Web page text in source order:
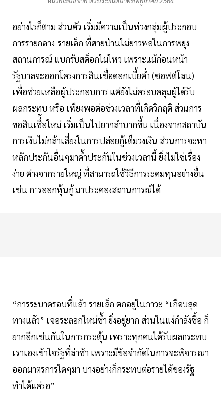
อย่างไรก็ตาม ส่วนตัว เริ่มมีความเป็นห่วงกลุ่มผู้ประกอบ
การรายกลาง-รายเล็ก ที่สายป่านไม่ยาวพอในการพยุง
สถานการณ์ แบกรับสต็อกไม่ไหว เพราะแม้ก่อนหน้า
รัฐบาลจะออกโครงการสินเชื่อดอกเบี้ยต่ำ (ซอฟต์โลน)
เพื่อช่วยเหลือผู้ประกอบการ แต่ยังไม่ครอบคลุมผู้ได้รับ
ผลกระทบ หรือ เพียงพอต่อช่วงเวลาที่เกิดวิกฤติ ส่วนการ
ขอสินเชื่้อใหม่ เริ่มเป็นไปยากลำบากขึ้น เนื่องจากสถาบัน
การเงินไม่กล้าเสี่ยงในการปล่อยกู้เต็มวงเงิน ส่วนการจะหา
หลักประกันอื่นๆมาค้ำประกันในช่วงเวลานี้ ยิ่งไม่ใช่เรื่อง
ง่าย ต่างจากรายใหญ่ ที่สามารถใช้วิธีการระดมทุนอย่างอื่น
เช่น การออกหุ้นกู้ มาประคองสถานการณ์ได้
“การระบาดรอบที่แล้ว รายเล็ก ตกอยู่ในภาวะ “เกือบสุด
ทางแล้ว” เจอระลอกใหม่ซ้ำ ยิ่งอยู่ยาก ส่วนในแง่กำลังซื้อ ก็
ยากอีกเช่นกันในการกระตุ้น เพราะทุกคนได้รับผลกระทบ
เราเองเข้าใจรัฐที่ล่าช้า เพราะมีข้อจำกัดในการจะพิจารณา
ออกมาตรการใดๆมา บางอย่างก็กระทบต่อรายได้ของรัฐ
ทำได้แค่รอ”